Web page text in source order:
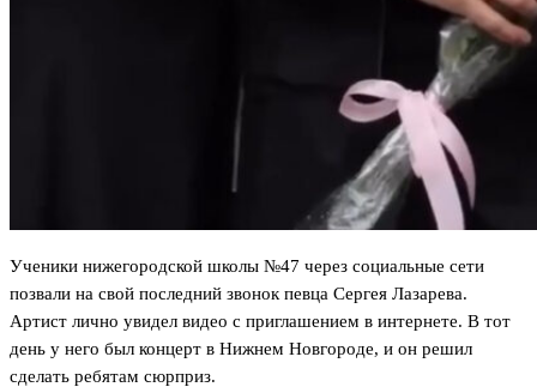
Ученики нижегородской школы №47 через социальные сети
позвали на свой последний звонок певца Сергея Лазарева.
Артист лично увидел видео с приглашением в интернете. В тот
день у него был концерт в Нижнем Новгороде, и он решил
сделать ребятам сюрприз.